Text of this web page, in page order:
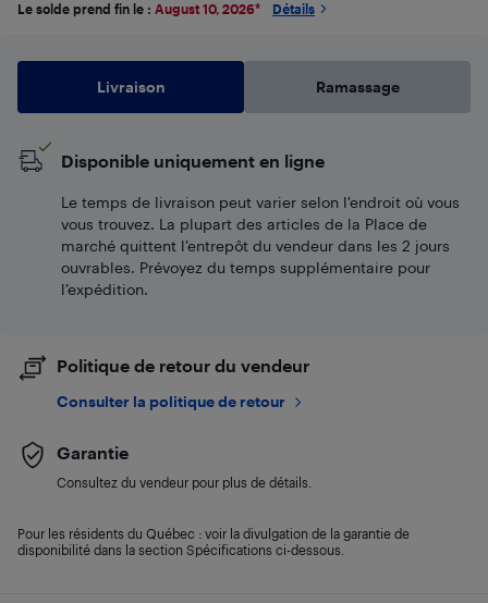
Le solde prend fin le : August 10, 2026* Détails
Livraison Ramassage
Disponible uniquement en ligne
Le temps de livraison peut varier selon l'endroit où vous
vous trouvez. La plupart des articles de la Place de
marché quittent l’entrepôt du vendeur dans les 2 jours
ouvrables. Prévoyez du temps supplémentaire pour
l’expédition.
Politique de retour du vendeur
Consulter la politique de retour
Garantie
Consultez du vendeur pour plus de détails.
Pour les résidents du Québec : voir la divulgation de la garantie de
disponibilité dans la section Spécifications ci-dessous.